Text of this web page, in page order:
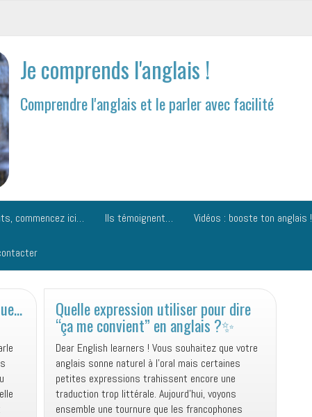
Je comprends l'anglais !
Comprendre l'anglais et le parler avec facilité
commencez ici… Ils témoignent… Vidéos : booste ton anglais !
les
plus
courantes
chez
les
francophones
en
anglais
Quelle expression utiliser pour dire
“ça me convient” en anglais ?✨
Dear English learners ! Vous souhaitez que votre
anglais sonne naturel à l’oral mais certaines
petites expressions trahissent encore une
traduction trop littérale. Aujourd’hui, voyons
ensemble une tournure que les francophones